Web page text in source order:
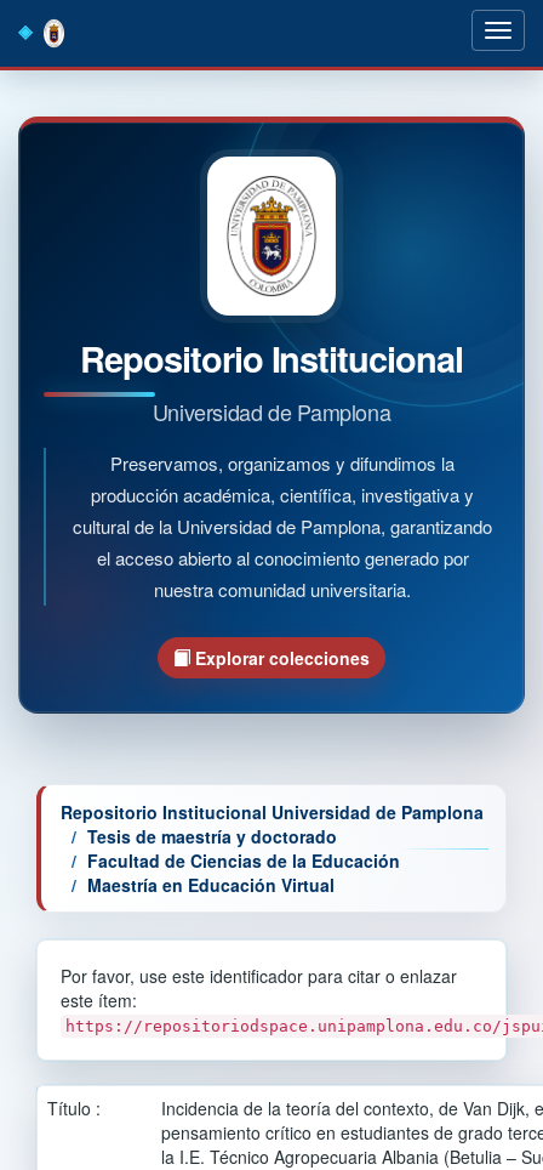
navigation
Repositorio Institucional
Universidad de Pamplona
Preservamos, organizamos y difundimos la
producción académica, científica, investigativa y
cultural de la Universidad de Pamplona, garantizando
el acceso abierto al conocimiento generado por
nuestra comunidad universitaria.
Explorar colecciones
Repositorio Institucional Universidad de Pamplona
Tesis de maestría y doctorado
Facultad de Ciencias de la Educación
Maestría en Educación Virtual
Por favor, use este identificador para citar o enlazar
este ítem:
https://repositoriodspace.unipamplona.edu.co/
Título :
Incidencia de la teoría del contexto, de Van Dijk,
pensamiento crítico en estudiantes de grado
la I.E. Técnico Agropecuaria Albania (Betulia –